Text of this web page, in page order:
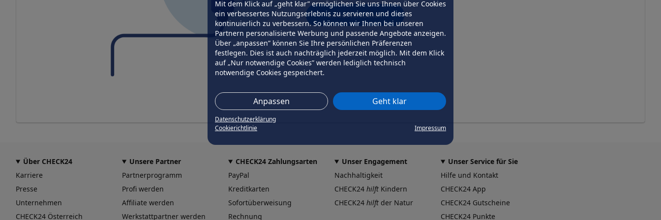
Mit dem Klick auf „geht klar” ermöglichen Sie uns Ihnen über Cookies
ein verbessertes Nutzungserlebnis zu servieren und dieses
kontinuierlich zu verbessern. So können wir Ihnen bei unseren
Partnern personalisierte Werbung und passende Angebote anzeigen.
Über „anpassen” können Sie Ihre persönlichen Präferenzen
festlegen. Dies ist auch nachträglich jederzeit möglich. Mit dem Klick
auf „Nur notwendige Cookies” werden lediglich technisch
notwendige Cookies gespeichert.
Anpassen Geht klar
Datenschutzerklärung
Cookierichtlinie
Impressum
erneut versuchen
Über CHECK24
Karriere
Presse
Unternehmen
CHECK24 Österreich
Unsere Partner
Partnerprogramm
Profi werden
Affiliate werden
Werkstattpartner werden
CHECK24 Zahlungsarten
PayPal
Kreditkarten
Sofortüberweisung
Rechnung
Unser Engagement
Nachhaltigkeit
CHECK24 hilft Kindern
CHECK24 hilft der Natur
Unser Service für Sie
Hilfe und Kontakt
CHECK24 App
CHECK24 Gutscheine
CHECK24 Punkte